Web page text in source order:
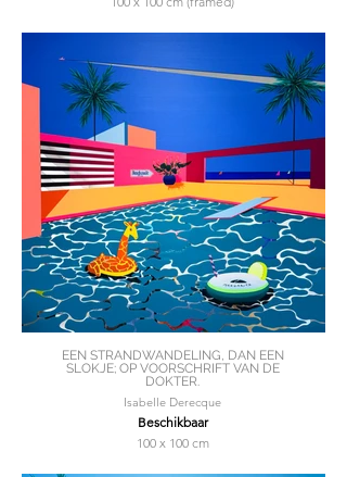
EEN STRANDWANDELING, DAN EEN
SLOKJE; OP VOORSCHRIFT VAN DE
DOKTER.
Isabelle Derecque
Beschikbaar
100 x 100 cm